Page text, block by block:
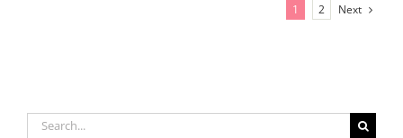
1 2 Next
Search